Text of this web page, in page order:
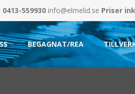
0413-559930 info@elmelid.se Priser
BEGAGNAT/REA